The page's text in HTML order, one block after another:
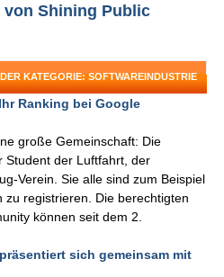
von Shining Public
KATEGORIE: SOFTWAREINDUSTRIE
Ranking bei Google
große Gemeinschaft: Die
Student der Luftfahrt, der
Verein. Sie alle sind zum Beispiel
registrieren. Die berechtigten
können seit dem 2.
sich gemeinsam mit